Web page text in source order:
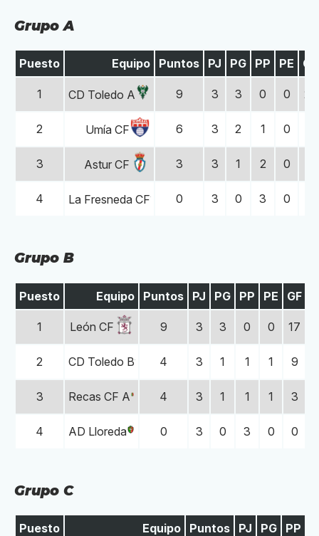
Grupo A
Puesto Equipo Puntos PJ PG PP PE GF
1 CD Toledo A 9 3 3 0 0 25
2 Umía CF 6 3 2 1 0
3 Astur CF 3 3 1 2 0
4 La Fresneda CF 0 3 0 3 0
Grupo B
Puesto Equipo Puntos PJ PG PP PE GF
1 León CF 9 3 3 0 0 17
2 CD Toledo B 4 3 1 1 1 9
3 Recas CF A 4 3 1 1 1 3
4 AD Lloreda 0 3 0 3 0 0
Grupo C
Puesto Equipo Puntos PJ PG PP